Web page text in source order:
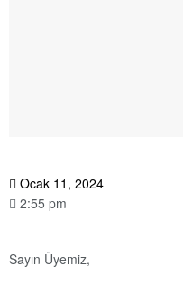
Ocak 11, 2024
2:55 pm
Sayın Üyemiz,